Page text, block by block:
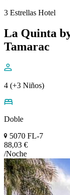
3 Estrellas Hotel
La Quinta
Tamarac
4 (+3 Niños)
Doble
5070 FL-7
88,03 €
/Noche